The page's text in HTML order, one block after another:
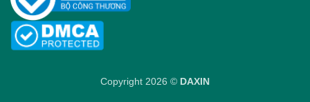
Copyright 2026 © DAXIN